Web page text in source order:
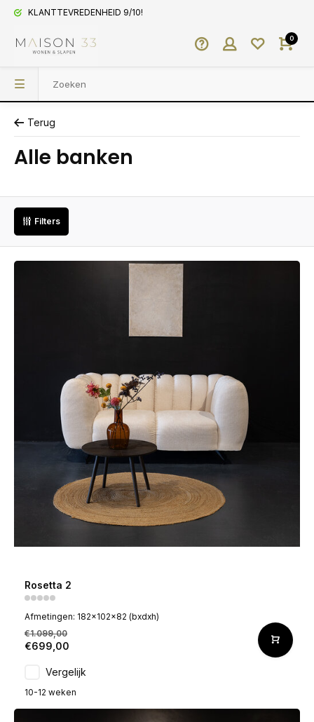
KLANTTEVREDENHEID 9/10!
0
Terug
Alle banken
Filters
Rosetta 2
Afmetingen: 182x102x82 (bxdxh)
€1.099,00
€699,00
Vergelijk
10-12 weken